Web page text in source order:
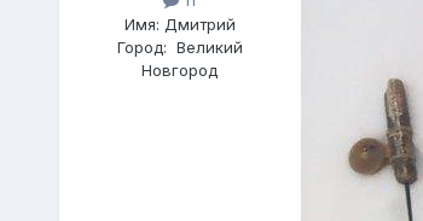
Имя: Дмитрий
Город: Великий
Новгород